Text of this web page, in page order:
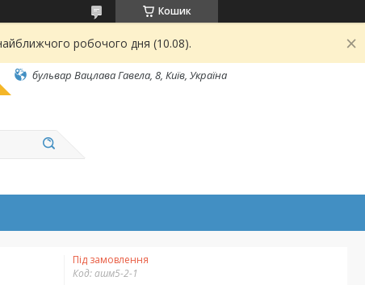
Кошик
робочого дня (10.08).
бульвар Вацлава Гавела, 8, Київ, Україна
Під замовлення
Код:ашм5-2-1